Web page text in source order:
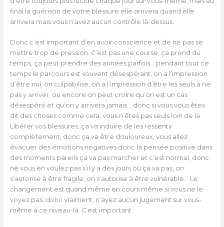
final la guérison de votre blessure elle arrivera quand elle
arrivera mais vous n’avez aucun contrôle là-dessus.
Donc c’est important d’en avoir conscience et de ne pas se
mettre trop de pression. C’est pas une course, ça prend du
temps, ça peut prendre des années parfois… pendant tout ce
temps le parcours est souvent désespérant, on a l’impression
d’être nul, on culpabilise, on a l’impression d’être les seuls à ne
pas y arriver, ou encore on peut croire qu’on est un cas
désespéré et qu’on y arrivera jamais… donc si vous vous êtes
dit des choses comme cela, vous n’êtes pas seuls loin de là.
Libérer vos blessures, ça va induire de les ressentir
complètement, donc ça va être douloureux, vous allez
évacuer des émotions négatives donc la pensée positive dans
des moments pareils ça va pas marcher et c’est normal, donc
ne vous en voulez pas s’il y a des jours où ça va pas, on
s’autorise à être fragile, on s’autorise à être vulnérable… Le
changement est quand même en cours même si vous ne le
voyez pas, donc vraiment, n’ayez aucun jugement sur vous-
même à ce niveau-là. C’est important.